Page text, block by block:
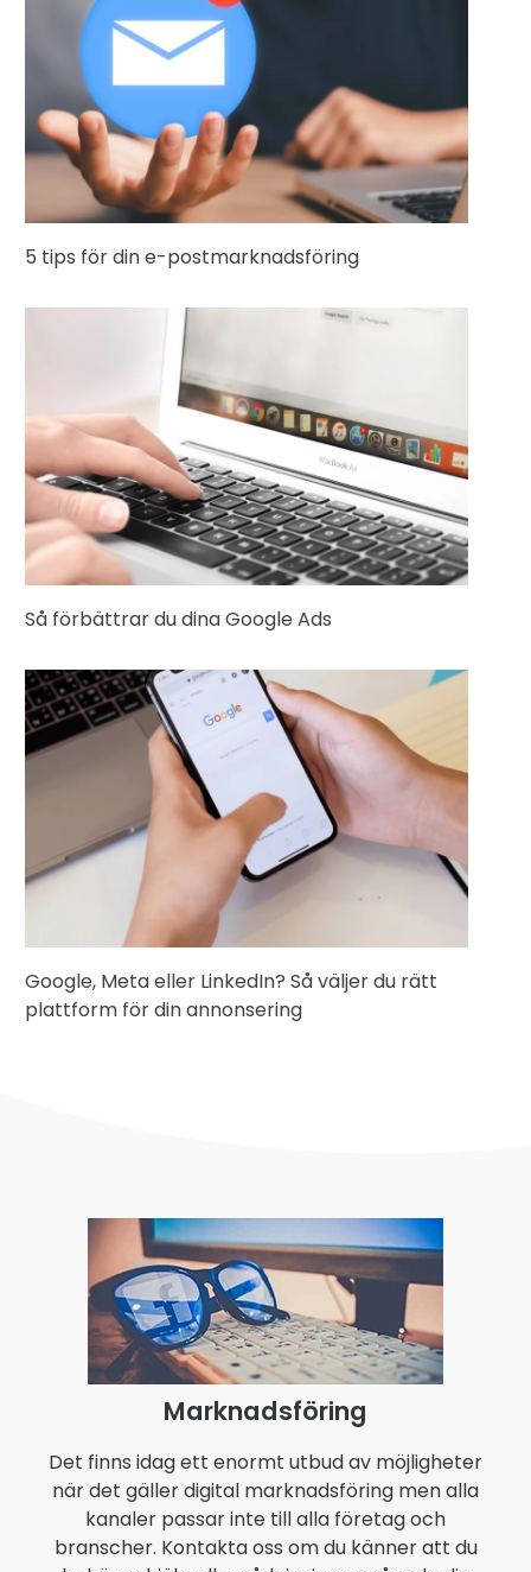
5 tips för din e-postmarknadsföring
Så förbättrar du dina Google Ads
Google, Meta eller LinkedIn? Så väljer du rätt
plattform för din annonsering
Marknadsföring
Det finns idag ett enormt utbud av möjligheter
när det gäller digital marknadsföring men alla
kanaler passar inte till alla företag och
branscher. Kontakta oss om du känner att du